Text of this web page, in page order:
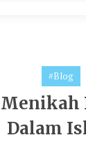
#Blog
Dalam